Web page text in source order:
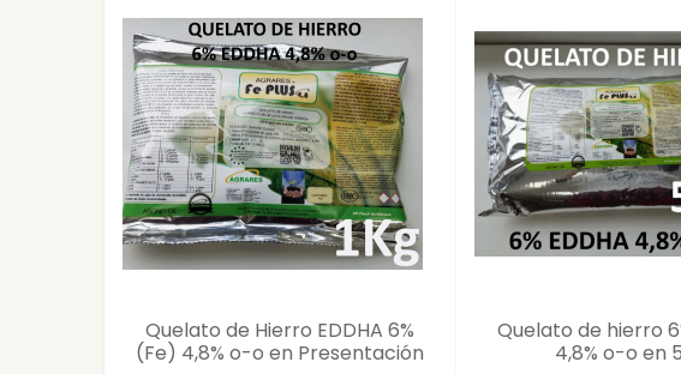
Quelato de Hierro EDDHA 6%
(Fe) 4,8% o-o en Presentación
Quelato de hierro
4,8% o-o en